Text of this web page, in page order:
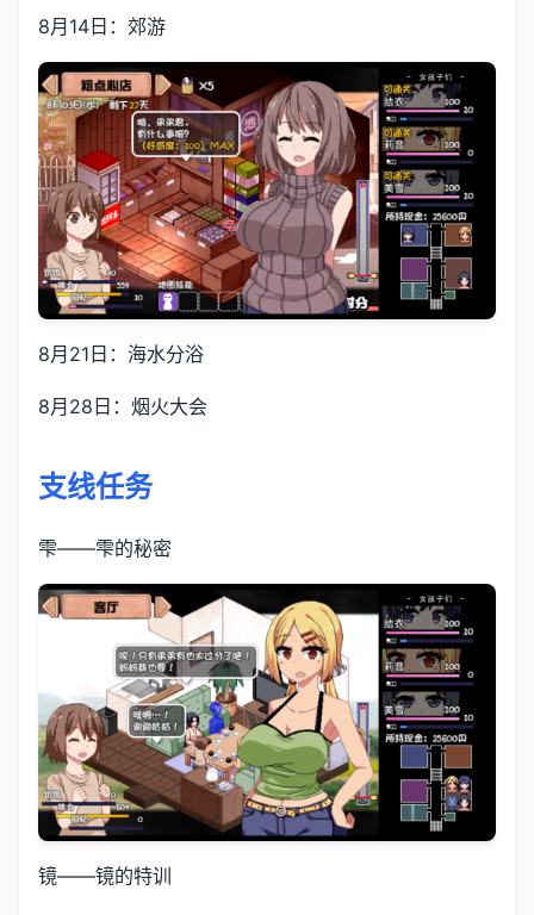
8月14日：郊游
8月21日：海水分浴
8月28日：烟火大会
支线任务
雫——雫的秘密
镜——镜的特训